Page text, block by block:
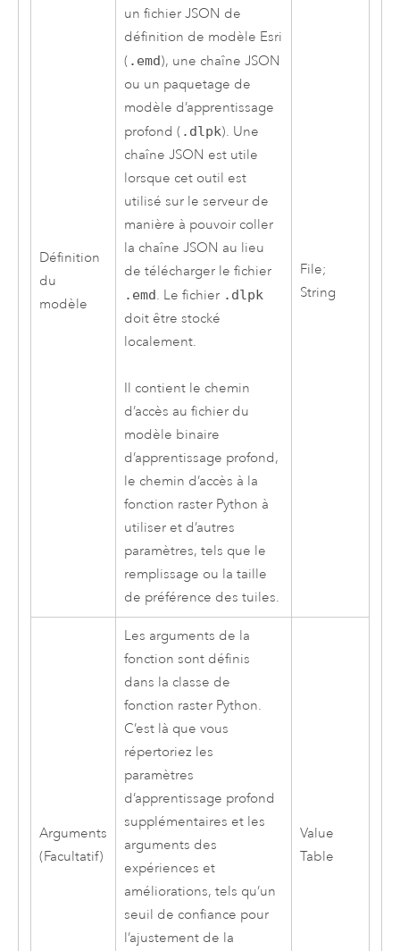
Définition
du
modèle
un fichier JSON de
définition de modèle Esri
( .emd), une chaîne JSON
ou un paquetage de
modèle d’apprentissage
profond ( .dlpk). Une
chaîne JSON est utile
lorsque cet outil est
utilisé sur le serveur de
manière à pouvoir coller
la chaîne JSON au lieu
de télécharger le fichier
.emd. Le fichier .dlpk
doit être stocké
localement.
Il contient le chemin
d’accès au fichier du
modèle binaire
d’apprentissage profond,
le chemin d’accès à la
fonction raster Python à
utiliser et d’autres
paramètres, tels que le
remplissage ou la taille
de préférence des tuiles.
File;
String
Arguments
(Facultatif)
Les arguments de la
fonction sont définis
dans la classe de
fonction raster Python.
C’est là que vous
répertoriez les
paramètres
d’apprentissage profond
supplémentaires et les
arguments des
expériences et
améliorations, tels qu’un
seuil de confiance pour
l’ajustement de la
Value
Table